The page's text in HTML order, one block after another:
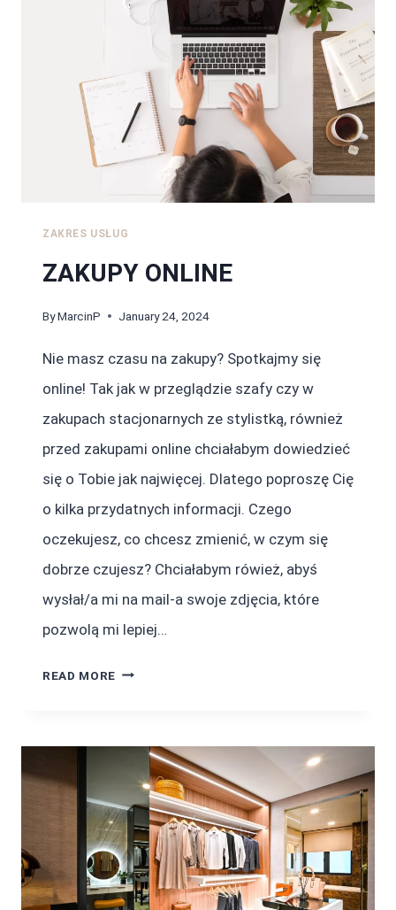
ZAKRES USŁUG
ZAKUPY ONLINE
ByMarcinP January 24, 2024
Nie masz czasu na zakupy? Spotkajmy się
online! Tak jak w przeglądzie szafy czy w
zakupach stacjonarnych ze stylistką, również
przed zakupami online chciałabym dowiedzieć
się o Tobie jak najwięcej. Dlatego poproszę Cię
o kilka przydatnych informacji. Czego
oczekujesz, co chcesz zmienić, w czym się
dobrze czujesz? Chciałabym rówież, abyś
wysłał/a mi na mail-a swoje zdjęcia, które
pozwolą mi lepiej…
READ MORE ZAKUPY